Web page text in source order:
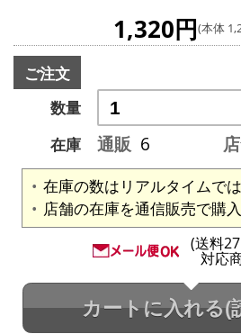
1,320円(本体
ご注文
数量
在庫
通販 6
在庫の数はリアルタイムでは
店舗の在庫を通信販売で購
(送料
対応
カートに入れる(